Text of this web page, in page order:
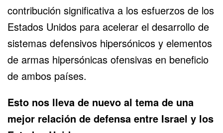
contribución significativa a los esfuerzos de los
Estados Unidos para acelerar el desarrollo de
sistemas defensivos hipersónicos y elementos
de armas hipersónicas ofensivas en beneficio
de ambos países.
Esto nos lleva de nuevo al tema de una
mejor relación de defensa entre Israel y los